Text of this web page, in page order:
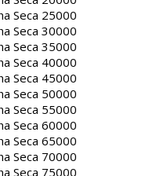
Seca 25000
Seca 30000
Seca 35000
Seca 40000
Seca 45000
Seca 50000
Seca 55000
Seca 60000
Seca 65000
Seca 70000
Seca 75000